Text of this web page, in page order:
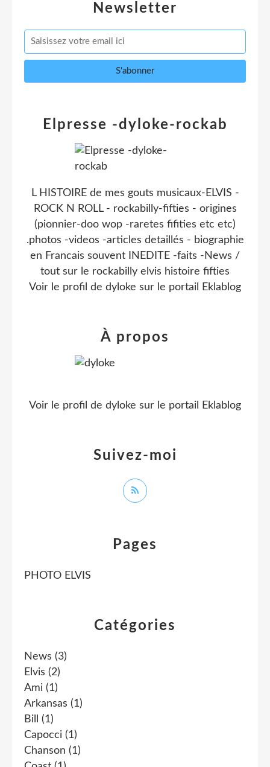
Newsletter
Catégories
News (3)
Elvis (2)
Ami (1)
Arkansas (1)
Bill
(1)
Capocci (1)
Chanson (1)
Pages
PHOTO ELVIS
Elpresse -dyloke-rockab
L HISTOIRE de mes gouts musicaux-ELVIS -
ROCK N ROLL - rockabilly-fifties - origines
(pionnier-doo wop -raretes fifities etc etc)
.photos -videos -articles detaillés - biographie
en Francais souvent INEDITE -faits -News /
tout sur le rockabilly elvis histoire fifties
Voir le profil de dyloke sur le portail Eklablog
Suivez-moi
À propos
Voir le profil de dyloke sur le portail Eklablog